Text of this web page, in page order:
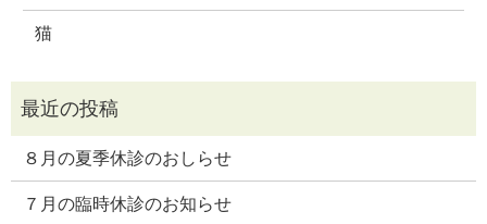
猫
８月の夏季休診のおしらせ
７月の臨時休診のお知らせ